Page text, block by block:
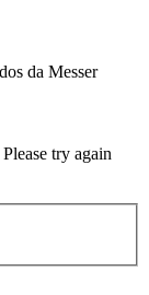
da Messer
try again